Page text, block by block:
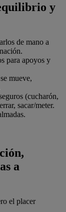
y
de mano a
para apoyos y
mueve,
(cucharón,
sacar/meter.
a
el placer